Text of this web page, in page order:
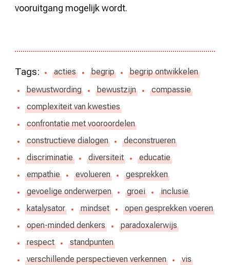
vooruitgang mogelijk wordt.
Tags: acties begrip
begrip ontwikkelen
bewustwording
bewustzijn
compassie
complexiteit van kwesties
confrontatie met vooroordelen
constructieve dialogen
deconstrueren
discriminatie
diversiteit
educatie
empathie
evolueren
gesprekken
gevoelige onderwerpen
groei
inclusie
katalysator
mindset
open gesprekken voeren
open-minded denkers
paradoxalerwijs
respect
standpunten
verschillende perspectieven verkennen
vis